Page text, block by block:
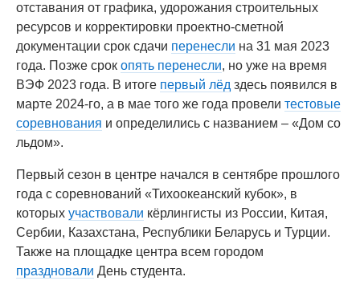
отставания от графика, удорожания строительных
ресурсов и корректировки проектно-сметной
документации срок сдачи перенесли на 31 мая 2023
года. Позже срок опять перенесли, но уже на время
ВЭФ 2023 года. В итоге первый лёд здесь появился в
марте 2024-го, а в мае того же года провели тестовые
соревнования и определились с названием – «Дом со
льдом».
Первый сезон в центре начался в сентябре прошлого
года с соревнований «Тихоокеанский кубок», в
которых участвовали кёрлингисты из России, Китая,
Сербии, Казахстана, Республики Беларусь и Турции.
Также на площадке центра всем городом
праздновали День студента.